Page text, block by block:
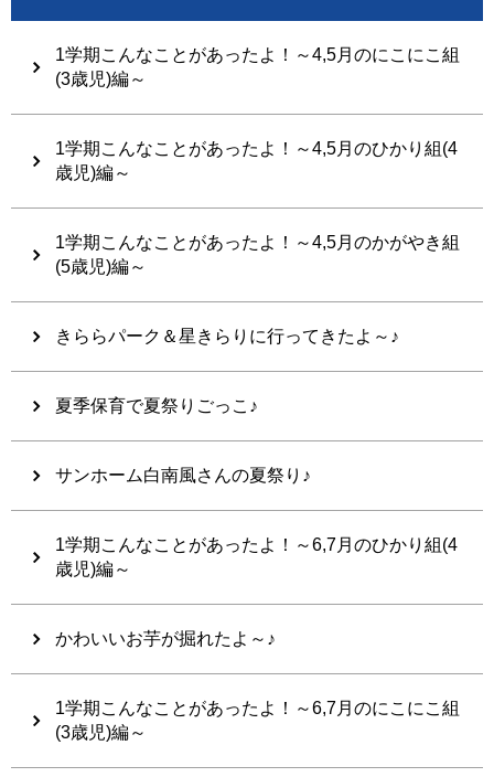
1学期こんなことがあったよ！～4,5月のにこにこ組
(3歳児)編～
1学期こんなことがあったよ！～4,5月のひかり組(4
歳児)編～
1学期こんなことがあったよ！～4,5月のかがやき組
(5歳児)編～
きららパーク＆星きらりに行ってきたよ～♪
夏季保育で夏祭りごっこ♪
サンホーム白南風さんの夏祭り♪
1学期こんなことがあったよ！～6,7月のひかり組(4
歳児)編～
かわいいお芋が掘れたよ～♪
1学期こんなことがあったよ！～6,7月のにこにこ組
(3歳児)編～